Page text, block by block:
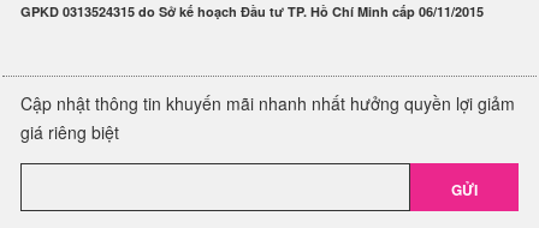
GPKD 0313524315 do Sở kế hoạch Đầu tư TP. Hồ Chí Minh cấp 06/11/2015
Cập nhật thông tin khuyến mãi nhanh nhất hưởng quyền lợi giảm
giá riêng biệt
GỬI